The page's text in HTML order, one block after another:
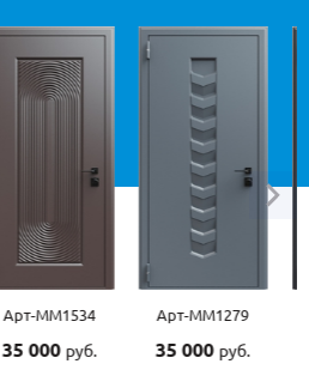
Арт-ММ1534
35 000 руб.
Арт-ММ1279
35 000 руб.